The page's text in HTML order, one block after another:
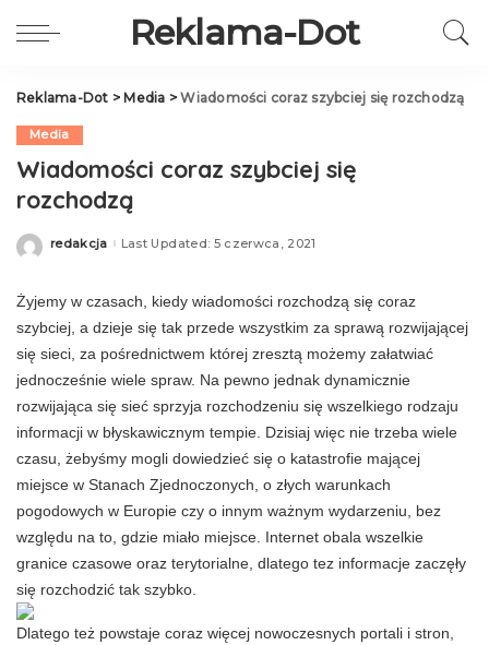
Reklama-Dot
Reklama-Dot > Media >Wiadomości coraz szybciej się rozchodzą
Media
Wiadomości coraz szybciej się
rozchodzą
Posted
redakcja Last Updated: 5 czerwca, 2021
Żyjemy w czasach, kiedy wiadomości rozchodzą się coraz
szybciej, a dzieje się tak przede wszystkim za sprawą rozwijającej
się sieci, za pośrednictwem której zresztą możemy załatwiać
jednocześnie wiele spraw. Na pewno jednak dynamicznie
rozwijająca się sieć sprzyja rozchodzeniu się wszelkiego rodzaju
informacji w błyskawicznym tempie. Dzisiaj więc nie trzeba wiele
czasu, żebyśmy mogli dowiedzieć się o katastrofie mającej
miejsce w Stanach Zjednoczonych, o złych warunkach
pogodowych w Europie czy o innym ważnym wydarzeniu, bez
względu na to, gdzie miało miejsce. Internet obala wszelkie
granice czasowe oraz terytorialne, dlatego tez informacje zaczęły
się rozchodzić tak szybko.
Dlatego też powstaje coraz więcej nowoczesnych portali i stron,